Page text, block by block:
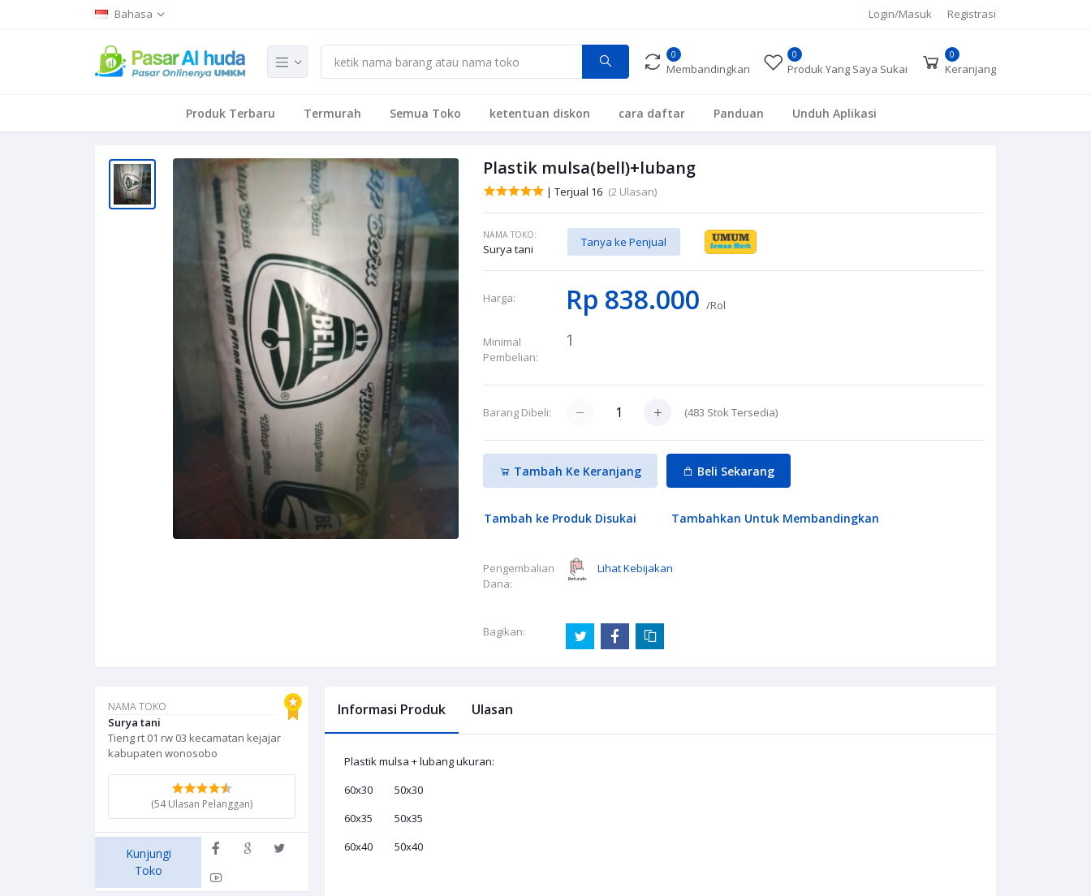
Bahasa Login/Masuk Registrasi
0
Membandingkan
0
Produk Yang Saya Sukai
0
Keranjang
Produk Terbaru Termurah Semua Toko ketentuan diskon cara daftar Panduan Unduh Aplikasi
Plastik mulsa(bell)+lubang
| Terjual 16 (2 Ulasan)
NAMA TOKO:
Surya tani
Tanya ke Penjual
Harga: Rp 838.000/Rol
Minimal
Pembelian:
1
Barang Dibeli: (483 Stok Tersedia)
Tambah Ke Keranjang Beli Sekarang
Tambah ke Produk Disukai Tambahkan Untuk Membandingkan
Pengembalian
Dana:
Lihat Kebijakan
Bagikan:
NAMA TOKO
Surya tani
Tieng rt 01 rw 03 kecamatan kejajar
kabupaten wonosobo
(54 Ulasan Pelanggan)
Kunjungi
Toko
Informasi Produk Ulasan
Plastik mulsa + lubang ukuran:
60x30 50x30
60x35 50x35
60x40 50x40